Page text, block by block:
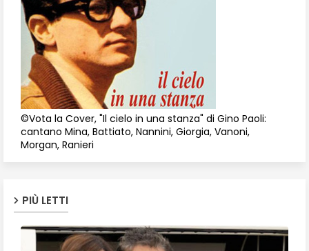
©Vota la Cover, "Il cielo in una stanza" di Gino Paoli:
cantano Mina, Battiato, Nannini, Giorgia, Vanoni,
Morgan, Ranieri
PIÙ LETTI